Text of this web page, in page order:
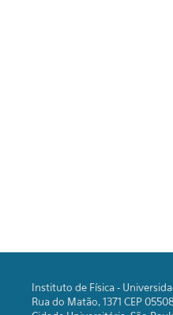
Instituto de Física -
Rua do Matão, 1371 CEP